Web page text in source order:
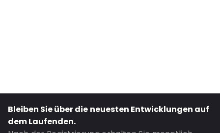
Bleiben Sie über die neuesten Entwicklungen auf
dem Laufenden.